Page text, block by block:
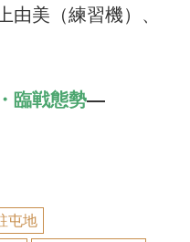
美（練習機）、
臨戦態勢—
屯地